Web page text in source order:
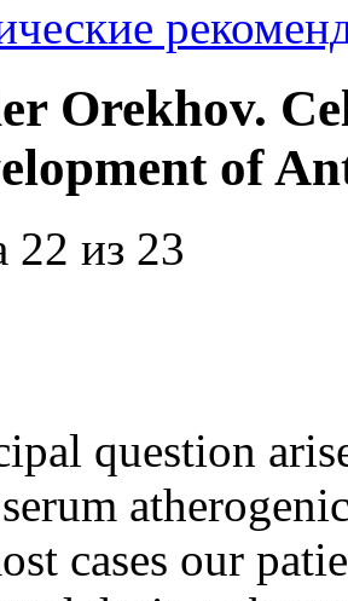
Orekhov.
of
22 из 23
question
cases our